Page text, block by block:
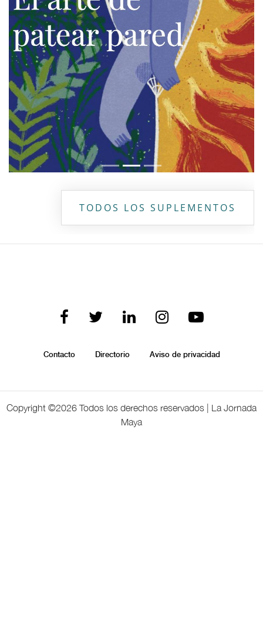
TODOS LOS SUPLEMENTOS
Contacto Directorio Aviso de privacidad
Copyright ©2026 Todos los derechos reservados | La Jornada
Maya